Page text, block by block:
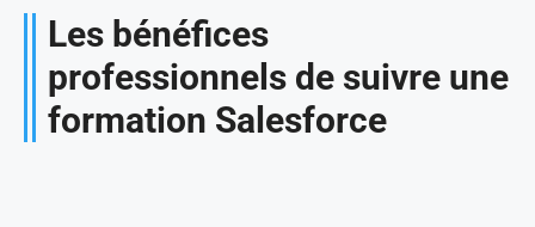
Les bénéfices
professionnels de suivre une
formation Salesforce